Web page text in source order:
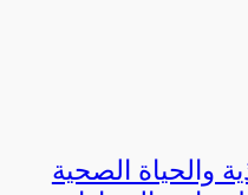
والحياة الصحية